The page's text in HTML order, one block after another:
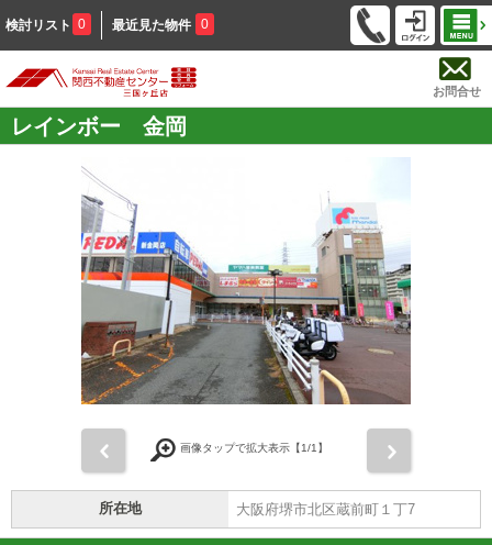
検討リスト 0 最近見た物件 0
お問合せ
レインボー 金岡
画像タップで拡大表示【1/1】
所在地 大阪府堺市北区蔵前町１丁7